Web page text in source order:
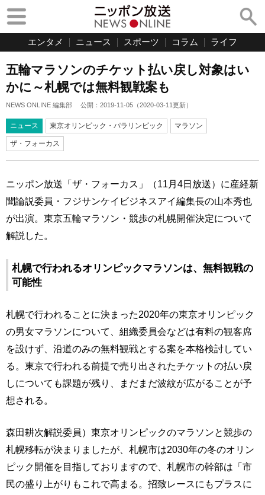
エンタメ ニュース スポーツ コラム ライフ
五輪マラソンのチケット払い戻し対象はい
かに～札幌では無料観戦案も
NEWS ONLINE 編集部 公開： 2019-11-05 （2020-03-11更新）
ニュース 東京オリンピック・パラリンピック マラソン
ザ・フォーカス
ニッポン放送「ザ・フォーカス」（11月4日放送）に産経新
聞論説委員・フジサンケイビジネスアイ編集長の山本秀也
が出演。東京五輪マラソン・競歩の札幌開催決定について
解説した。
札幌で行われるオリンピックマラソンは、無料観戦の
可能性
札幌で行われることに決まった2020年の東京オリンピック
の男女マラソンについて、組織委員会などは有料の観客席
を設けず、沿道のみの無料観戦とする案を本格検討してい
る。東京で行われる前提で売り出されたチケットの払い戻
しについても課題が残り、まだまだ波紋が広がることが予
想される。
森田耕次解説委員）東京オリンピックのマラソンと競歩の
札幌移転が決まりましたが、札幌市は2030年の冬のオリン
ピック開催を目指しておりますので、札幌市の幹部は「市
民の盛り上がりもこれで高まる。招致レースにもプラスに